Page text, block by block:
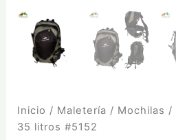
Inicio / Maletería / Mochilas /
35 litros #5152